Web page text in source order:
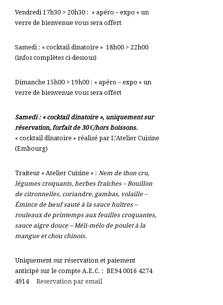
Vendredi 17h30 > 20h30 : « apéro – expo » un
verre de bienvenue vous sera offert
Samedi : « cocktail dinatoire » 18h00 > 22h00
(infos complètes ci-dessous)
Dimanche 15h00 > 19h00 : « apéro – expo » un
verre de bienvenue vous sera offert
Samedi : « cocktail dinatoire », uniquement sur
réservation, forfait de 30 €/hors boissons.
« cocktail dînatoire » réalisé par L’Atelier Cuisine
(Embourg)
Traiteur « Atelier Cuisine » : Nem de thon cru,
légumes croquants, herbes fraîches – Bouillon
de citronnelles, coriandre, gambas, volaille –
Émince de bœuf sauté à la sauce huîtres –
rouleaux de printemps aux feuilles croquantes,
sauce aigre douce – Méli-mélo de poulet à la
mangue et chou chinois.
Uniquement sur réservation et paiement
anticipé sur le compte A.E.C. : BE94 0016 4274
4914 Reservation par email